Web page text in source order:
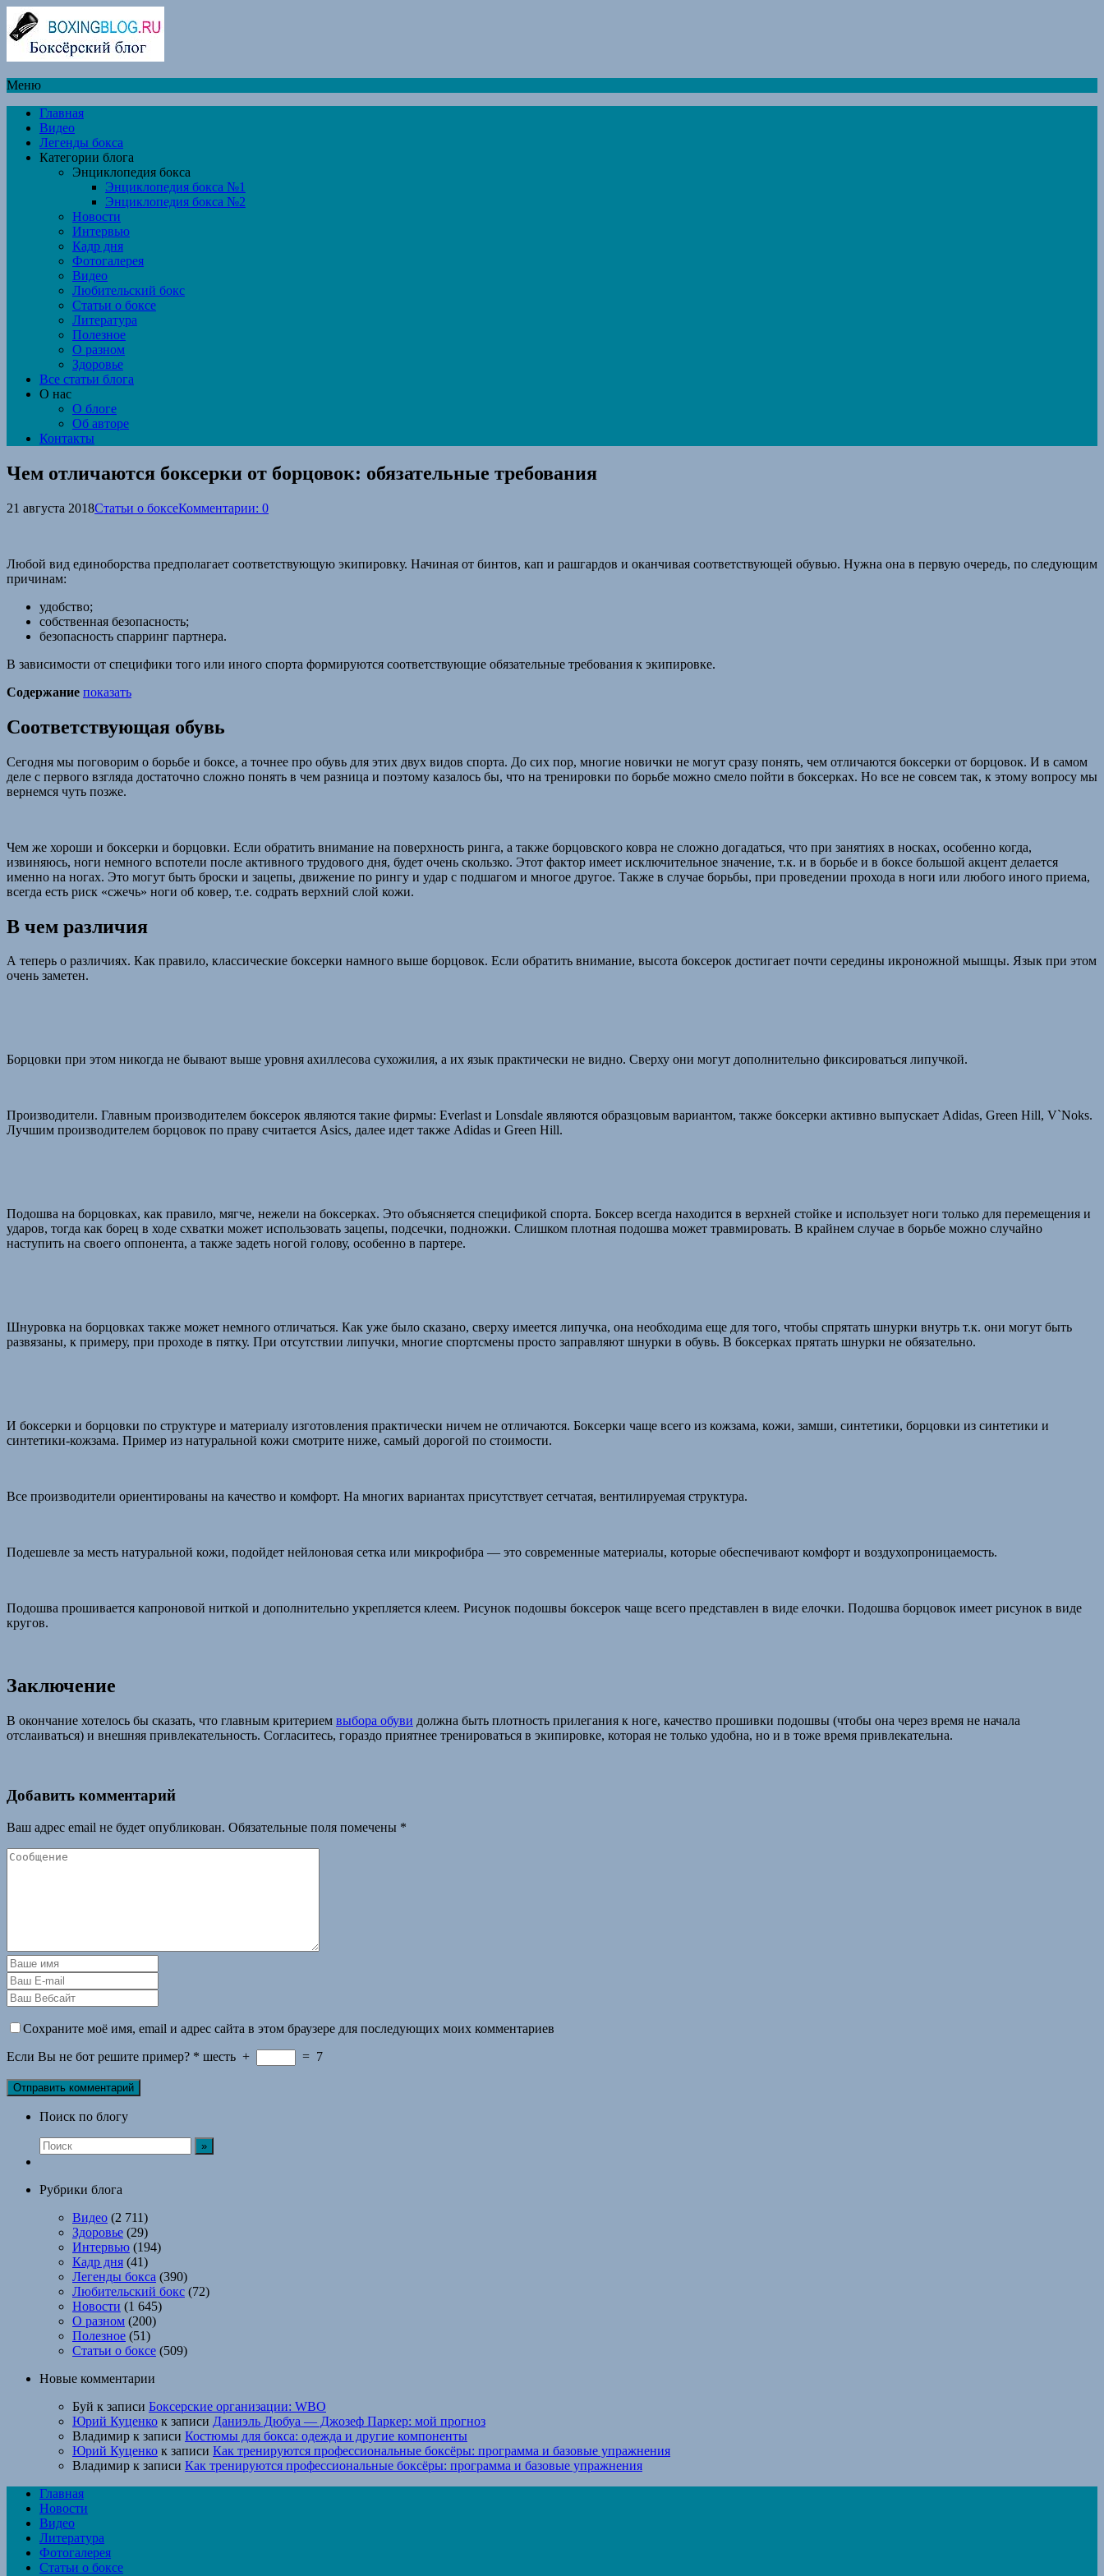
Меню
Главная
Видео
Легенды бокса
Категории блога
Энциклопедия бокса
Энциклопедия бокса №1
Энциклопедия бокса №2
Новости
Интервью
Кадр дня
Фотогалерея
Видео
Любительский бокс
Статьи о боксе
Литература
Полезное
О разном
Здоровье
Все статьи блога
О нас
О блоге
Об авторе
Контакты
Чем отличаются боксерки от борцовок: обязательные требования
21 августа 2018Статьи о боксеКомментарии: 0
Любой вид единоборства предполагает соответствующую экипировку. Начиная от бинтов, кап и рашгардов и оканчивая соответствующей обувью. Нужна она в первую очередь, по следующим
причинам:
удобство;
собственная безопасность;
безопасность спарринг партнера.
В зависимости от специфики того или иного спорта формируются соответствующие обязательные требования к экипировке.
Содержание показать
Соответствующая обувь
Сегодня мы поговорим о борьбе и боксе, а точнее про обувь для этих двух видов спорта. До сих пор, многие новички не могут сразу понять, чем отличаются боксерки от борцовок. И в самом
деле с первого взгляда достаточно сложно понять в чем разница и поэтому казалось бы, что на тренировки по борьбе можно смело пойти в боксерках. Но все не совсем так, к этому вопросу мы
вернемся чуть позже.
Чем же хороши и боксерки и борцовки. Если обратить внимание на поверхность ринга, а также борцовского ковра не сложно догадаться, что при занятиях в носках, особенно когда,
извиняюсь, ноги немного вспотели после активного трудового дня, будет очень скользко. Этот фактор имеет исключительное значение, т.к. и в борьбе и в боксе большой акцент делается
именно на ногах. Это могут быть броски и зацепы, движение по рингу и удар с подшагом и многое другое. Также в случае борьбы, при проведении прохода в ноги или любого иного приема,
всегда есть риск «сжечь» ноги об ковер, т.е. содрать верхний слой кожи.
В чем различия
А теперь о различиях. Как правило, классические боксерки намного выше борцовок. Если обратить внимание, высота боксерок достигает почти середины икроножной мышцы. Язык при этом
очень заметен.
Борцовки при этом никогда не бывают выше уровня ахиллесова сухожилия, а их язык практически не видно. Сверху они могут дополнительно фиксироваться липучкой.
Производители. Главным производителем боксерок являются такие фирмы: Everlast и Lonsdale являются образцовым вариантом, также боксерки активно выпускает Adidas, Green Hill, V`Noks.
Лучшим производителем борцовок по праву считается Asics, далее идет также Adidas и Green Hill.
Подошва на борцовках, как правило, мягче, нежели на боксерках. Это объясняется спецификой спорта. Боксер всегда находится в верхней стойке и использует ноги только для перемещения и
ударов, тогда как борец в ходе схватки может использовать зацепы, подсечки, подножки. Слишком плотная подошва может травмировать. В крайнем случае в борьбе можно случайно
наступить на своего оппонента, а также задеть ногой голову, особенно в партере.
Шнуровка на борцовках также может немного отличаться. Как уже было сказано, сверху имеется липучка, она необходима еще для того, чтобы спрятать шнурки внутрь т.к. они могут быть
развязаны, к примеру, при проходе в пятку. При отсутствии липучки, многие спортсмены просто заправляют шнурки в обувь. В боксерках прятать шнурки не обязательно.
И боксерки и борцовки по структуре и материалу изготовления практически ничем не отличаются. Боксерки чаще всего из кожзама, кожи, замши, синтетики, борцовки из синтетики и
синтетики-кожзама. Пример из натуральной кожи смотрите ниже, самый дорогой по стоимости.
Все производители ориентированы на качество и комфорт. На многих вариантах присутствует сетчатая, вентилируемая структура.
Подешевле за месть натуральной кожи, подойдет нейлоновая сетка или микрофибра — это современные материалы, которые обеспечивают комфорт и воздухопроницаемость.
Подошва прошивается капроновой ниткой и дополнительно укрепляется клеем. Рисунок подошвы боксерок чаще всего представлен в виде елочки. Подошва борцовок имеет рисунок в виде
кругов.
Заключение
В окончание хотелось бы сказать, что главным критерием выбора обуви должна быть плотность прилегания к ноге, качество прошивки подошвы (чтобы она через время не начала
отслаиваться) и внешняя привлекательность. Согласитесь, гораздо приятнее тренироваться в экипировке, которая не только удобна, но и в тоже время привлекательна.
Добавить комментарий
Ваш адрес email не будет опубликован. Обязательные поля помечены *
Сохраните моё имя, email и адрес сайта в этом браузере для последующих моих комментариев
Если Вы не бот решите пример? * шесть + = 7
Поиск по блогу
Рубрики блога
Видео (2 711)
Здоровье (29)
Интервью (194)
Кадр дня (41)
Легенды бокса (390)
Любительский бокс (72)
Новости (1 645)
О разном (200)
Полезное (51)
Статьи о боксе (509)
Новые комментарии
Буй к записи Боксерские организации: WBO
Юрий Куценко к записи Даниэль Дюбуа — Джозеф Паркер: мой прогноз
Владимир к записи Костюмы для бокса: одежда и другие компоненты
Юрий Куценко к записи Как тренируются профессиональные боксёры: программа и базовые упражнения
Владимир к записи Как тренируются профессиональные боксёры: программа и базовые упражнения
Главная
Новости
Видео
Литература
Фотогалерея
Статьи о боксе